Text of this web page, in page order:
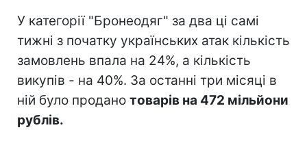
У категорії "Бронеодяг" за два ці самі
тижні з початку українських атак кількість
замовлень впала на 24%, а кількість
викупів - на 40%. За останні три місяці в
ній було продано товарів на 472 мільйони
рублів.